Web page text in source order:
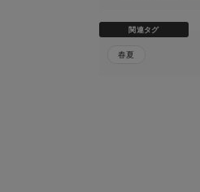
関連タグ
春夏